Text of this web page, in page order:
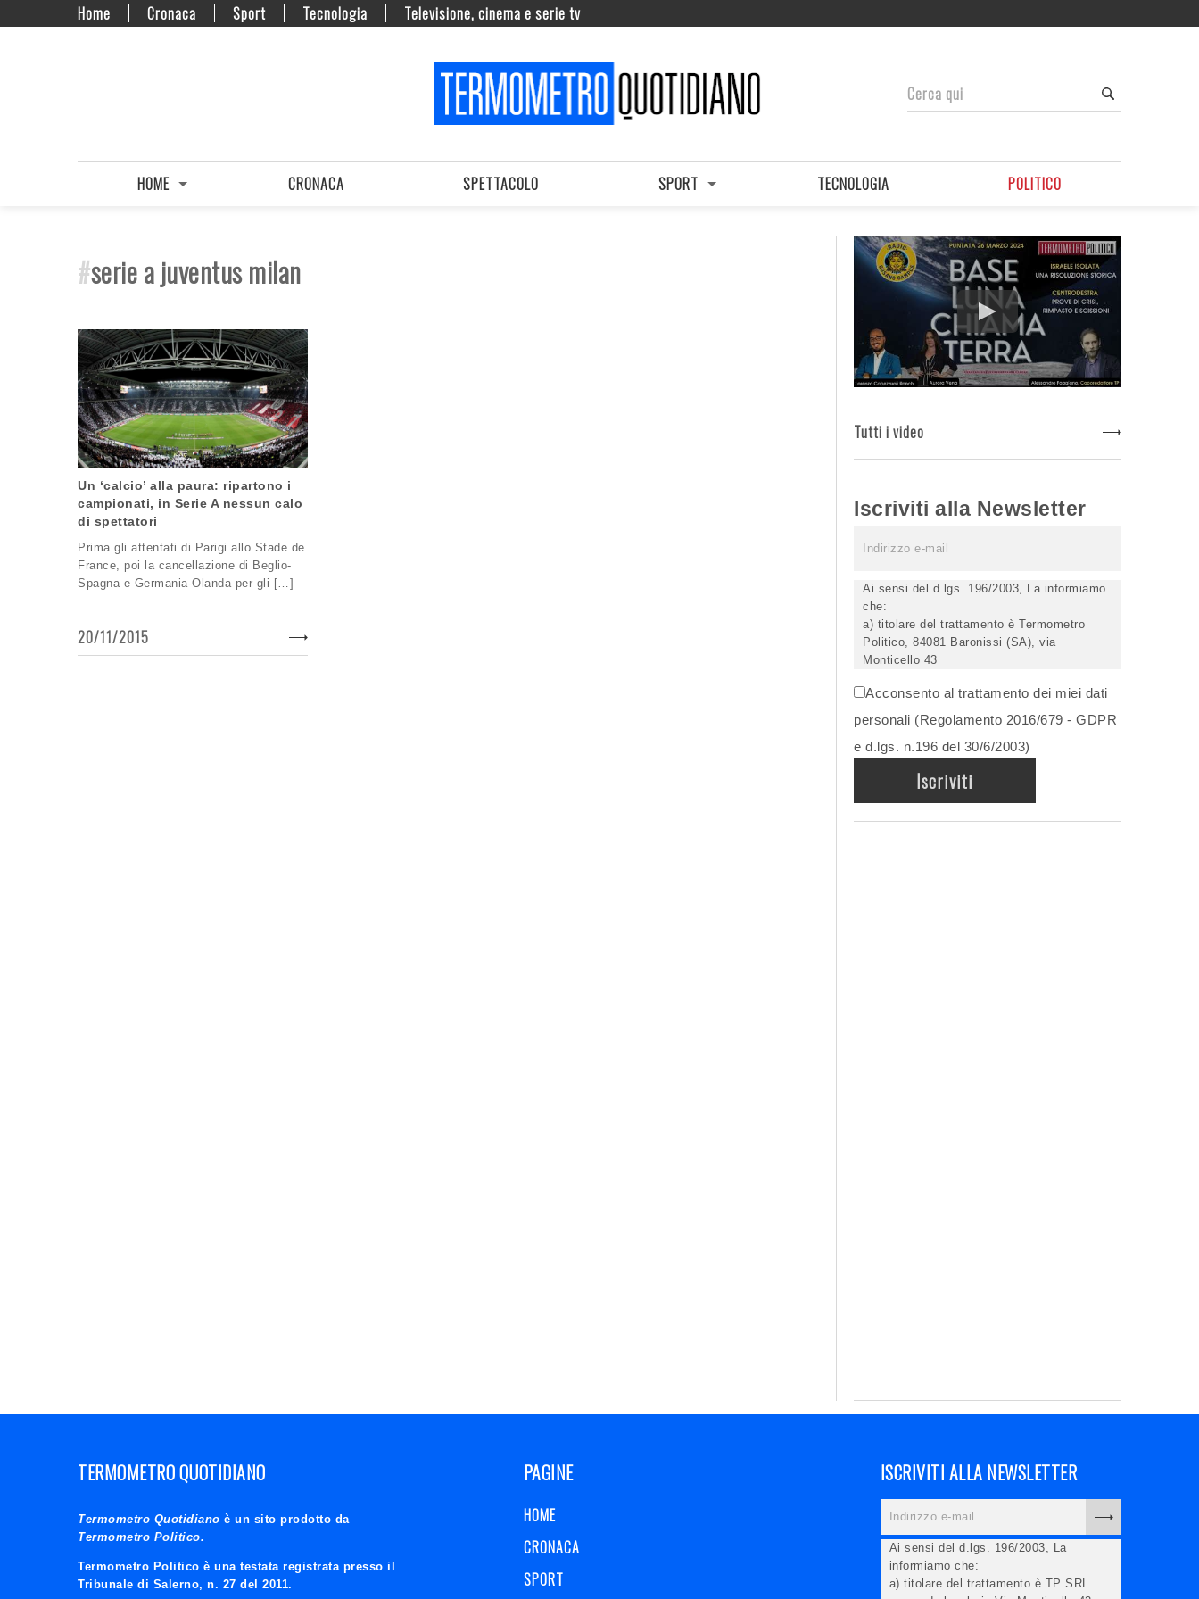
Home Cronaca Sport Tecnologia Televisione, cinema e serie tv
HOME CRONACA SPETTACOLO SPORT TECNOLOGIA POLITICO
#serie a juventus milan
Un ‘calcio’ alla paura: ripartono i
campionati, in Serie A nessun calo
di spettatori
Prima gli attentati di Parigi allo Stade de
France, poi la cancellazione di Beglio-
Spagna e Germania-Olanda per gli […]
20/11/2015
Tutti i video
Iscriviti alla Newsletter
Ai sensi del d.lgs. 196/2003, La informiamo
che:
a) titolare del trattamento è Termometro
Politico, 84081 Baronissi (SA), via
Monticello 43
elettronicamente) soltanto dagli incaricati
autorizzati, esclusivamente per dare corso
all'invio della newsletter e per l'invio (anche
via email) di informazioni relative alle
c) la comunicazione dei dati è facoltativa,
ma in mancanza non potremo evadere la
Sua richiesta;
Acconsento al trattamento dei miei dati
personali (Regolamento 2016/679 - GDPR
e d.lgs. n.196 del 30/6/2003)
TERMOMETRO QUOTIDIANO
Termometro Quotidiano è un sito prodotto da
Termometro Politico.
Termometro Politico è una testata registrata presso il
Tribunale di Salerno, n. 27 del 2011.
PAGINE
HOME
CRONACA
SPORT
ISCRIVITI ALLA NEWSLETTER
Ai sensi del d.lgs. 196/2003, La
informiamo che:
a) titolare del trattamento è TP SRL